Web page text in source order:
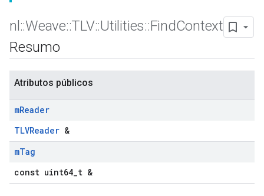
nl ::Weave::TLV::Utilities::FindContext
Resumo
Atributos públicos
mReader
TLVReader &
mTag
const uint64_t &